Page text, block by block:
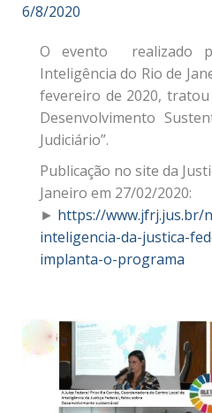
6/8/2020
O evento realizado
Inteligência do Rio de
fevereiro de 2020,
Desenvolvimento
Judiciário”.
Publicação no site da
Janeiro em 27/02/2020:
► https://www.jfrj.jus.br/
inteligencia-da-justica-
implanta-o-programa